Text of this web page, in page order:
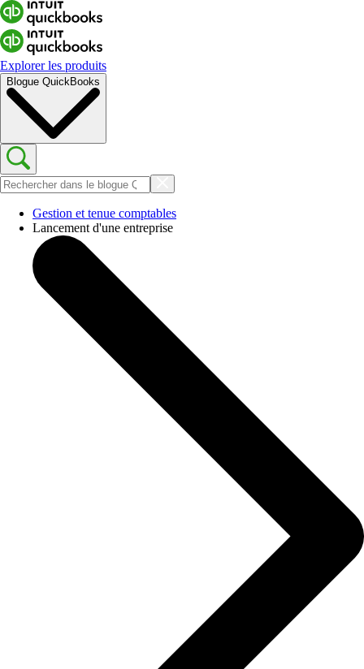
Explorer les produits
Blogue QuickBooks
Gestion et tenue comptables
Lancement d'une entreprise